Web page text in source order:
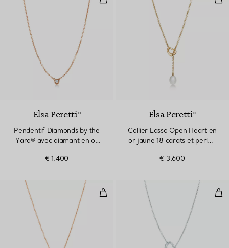
Elsa Peretti®
Pendentif Diamonds by the
Yard® avec diamant en or
€ 1.400
Elsa Peretti®
Collier Lasso Open Heart en
or jaune 18 carats et perles.
€ 3.600
Pendentif Open Heart